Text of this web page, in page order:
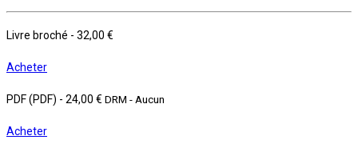
Livre broché - 32,00 €
Acheter
PDF (PDF) - 24,00 € DRM - Aucun
Acheter